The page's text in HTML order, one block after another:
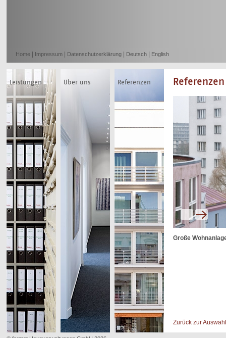
Home Impressum Datenschutzerklärung Deutsch English
Leistungen Über uns Referenzen Referenzen
Große
Zurück zur Auswahl